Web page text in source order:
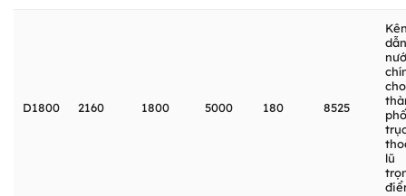
D1800 2160 1800 5000 180 8525
dẫn
cho
lũ